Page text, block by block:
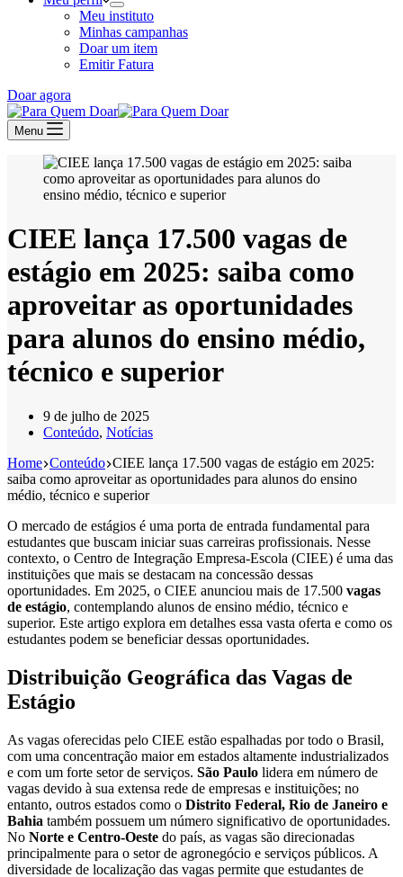
Meu instituto
Minhas campanhas
Doar um item
Emitir Fatura
Doar agora
Menu
CIEE lança 17.500 vagas de
estágio em 2025: saiba como
aproveitar as oportunidades
para alunos do ensino médio,
técnico e superior
9 de julho de 2025
Conteúdo, Notícias
Home Conteúdo CIEE lança 17.500 vagas de estágio em 2025:
saiba como aproveitar as oportunidades para alunos do ensino
médio, técnico e superior
O mercado de estágios é uma porta de entrada fundamental para
estudantes que buscam iniciar suas carreiras profissionais. Nesse
contexto, o Centro de Integração Empresa-Escola (CIEE) é uma das
instituições que mais se destacam na concessão dessas
oportunidades. Em 2025, o CIEE anunciou mais de 17.500 vagas
de estágio, contemplando alunos de ensino médio, técnico e
superior. Este artigo explora em detalhes essa vasta oferta e como os
estudantes podem se beneficiar dessas oportunidades.
Distribuição Geográfica das Vagas de
Estágio
As vagas oferecidas pelo CIEE estão espalhadas por todo o Brasil,
com uma concentração maior em estados altamente industrializados
e com um forte setor de serviços. São Paulo lidera em número de
vagas devido à sua extensa rede de empresas e instituições; no
entanto, outros estados como o Distrito Federal, Rio de Janeiro e
Bahia também possuem um número significativo de oportunidades.
No Norte e Centro-Oeste do país, as vagas são direcionadas
principalmente para o setor de agronegócio e serviços públicos. A
diversidade de localização das vagas permite que estudantes de